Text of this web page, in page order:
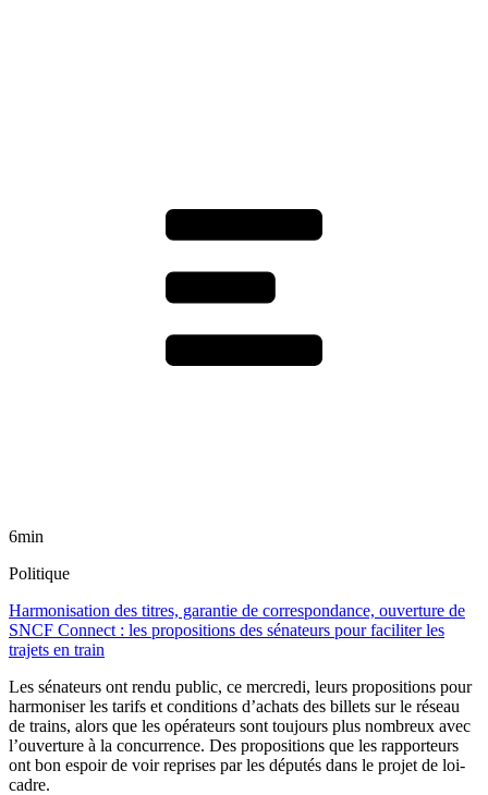
6min
Politique
Harmonisation des titres, garantie de correspondance, ouverture de
SNCF Connect : les propositions des sénateurs pour faciliter les
trajets en train
Les sénateurs ont rendu public, ce mercredi, leurs propositions pour
harmoniser les tarifs et conditions d’achats des billets sur le réseau
de trains, alors que les opérateurs sont toujours plus nombreux avec
l’ouverture à la concurrence. Des propositions que les rapporteurs
ont bon espoir de voir reprises par les députés dans le projet de loi-
cadre.